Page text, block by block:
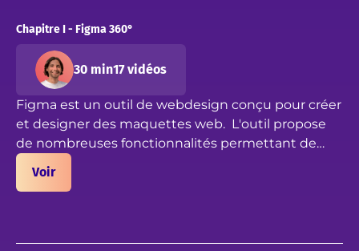
Chapitre I - Figma 360°
30 min17 vidéos
Figma est un outil de webdesign conçu pour créer
et designer des maquettes web. L'outil propose
de nombreuses fonctionnalités permettant de
gérer des éléments vectoriels, matriciels, de créer
des wireframe, des maquettes UI, des prototypes
Dans ce chapitre nous faisons un tour à 360° des
utilisations de Figma et de son interface :
Exemples d'utilisation de Figma
Voir